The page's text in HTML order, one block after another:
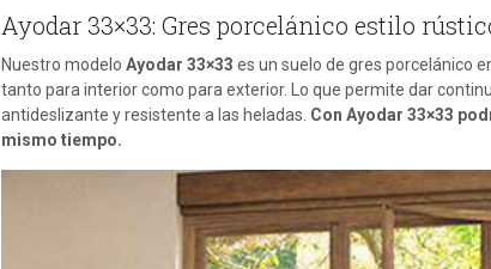
Ayodar 33×33: Gres porcelánico estilo
Nuestro modelo Ayodar 33×33 es un suelo de gres porcelánico
tanto para interior como para exterior. Lo que permite dar
antideslizante y resistente a las heladas. Con Ayodar 33×33
mismo tiempo.